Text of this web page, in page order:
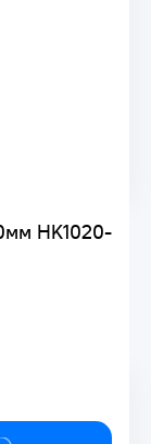
HK1020-